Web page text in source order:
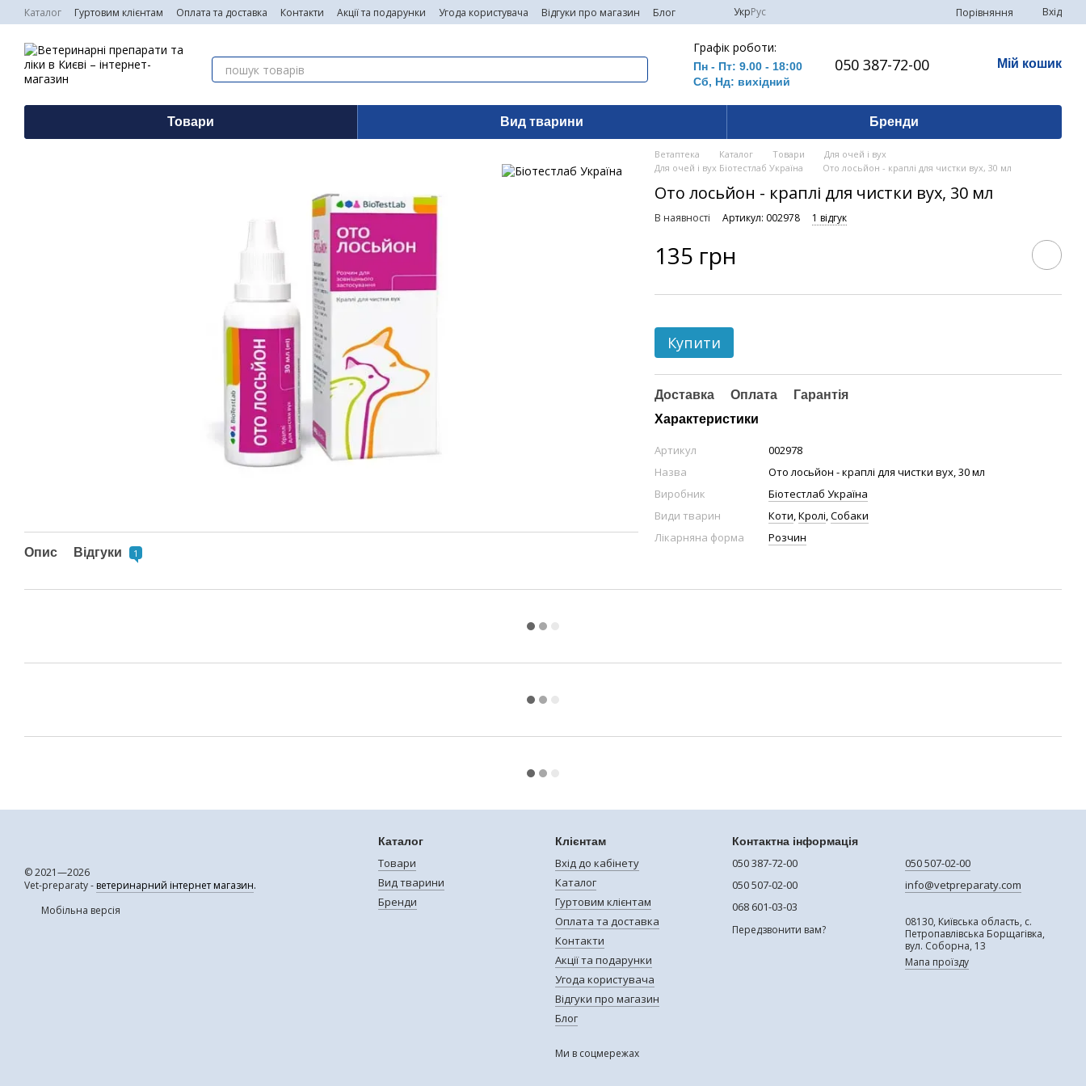
Перейти до основного контенту
Каталог Гуртовим клієнтам Оплата та доставка Контакти Акції та подарунки Угода користувача Відгуки про магазин Блог УкрРус Порівняння Вхід
Графік роботи:
Пн - Пт: 9.00 - 18:00
Сб, Нд: вихідний
050 387-72-00 Мій кошик
Товари Вид тварини Бренди
Опис Відгуки 1
Ветаптека Каталог Товари
Для очей і вух
Для очей і вух Біотестлаб Україна
Ото лосьйон - краплі для чистки вух, 30 мл
Ото лосьйон - краплі для чистки вух, 30 мл
В наявності Артикул: 002978 1 відгук
135 грн
Купити
Доставка Оплата
Гарантія
Характеристики
Артикул
002978
Назва
Ото лосьйон - краплі для чистки вух, 30 мл
Виробник
Біотестлаб Україна
Види тварин
Коти,Кролі,Собаки
Лікарняна форма
Розчин
© 2021—2026
Vet-preparaty - ветеринарний інтернет магазин.
Мобільна версія
Каталог
Товари
Вид тварини
Бренди
Клієнтам
Вхід до кабінету
Каталог
Гуртовим клієнтам
Оплата та доставка
Контакти
Акції та подарунки
Угода користувача
Відгуки про магазин
Блог
Ми в соцмережах
Контактна інформація
050 387-72-00
050 507-02-00
068 601-03-03
Передзвонити вам?
050 507-02-00
info@vetpreparaty.com
08130, Київська область, с.
Петропавлівська Борщагівка,
вул. Соборна, 13
Мапа проїзду